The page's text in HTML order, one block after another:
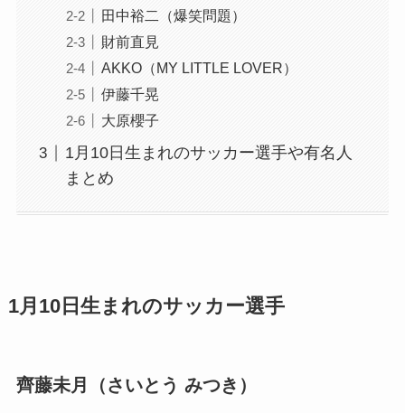
田中裕二（爆笑問題）
財前直見
AKKO（MY LITTLE LOVER）
伊藤千晃
大原櫻子
1月10日生まれのサッカー選手や有名人
まとめ
1月10日生まれのサッカー選手
齊藤未月（さいとう みつき）